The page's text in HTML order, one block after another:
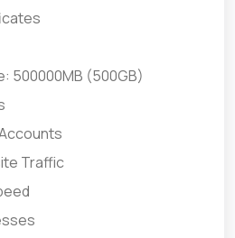
500000MB (500GB)
Traffic